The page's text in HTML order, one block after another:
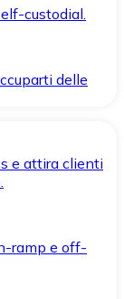
custodial.
delle
e attira clienti
ramp e off-